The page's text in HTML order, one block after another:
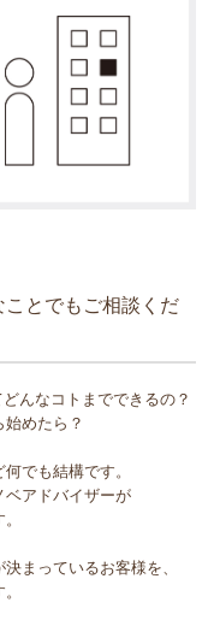
ことでもご相談くだ
んなコトまでできるの？
めたら？
でも結構です。
ベアドバイザーが
まっているお客様を、